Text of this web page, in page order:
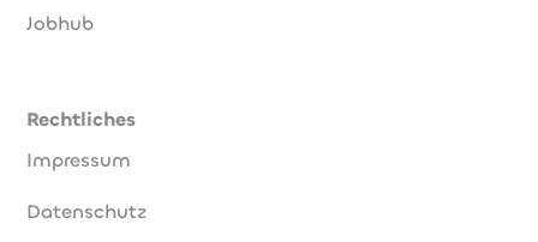
Jobhub
Rechtliches
Impressum
Datenschutz